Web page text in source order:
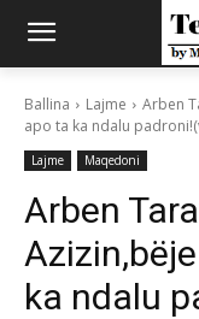
Ballina Lajme
Arben
apo ta ka ndalu
Lajme Maqedoni
Arben
ka ndalu